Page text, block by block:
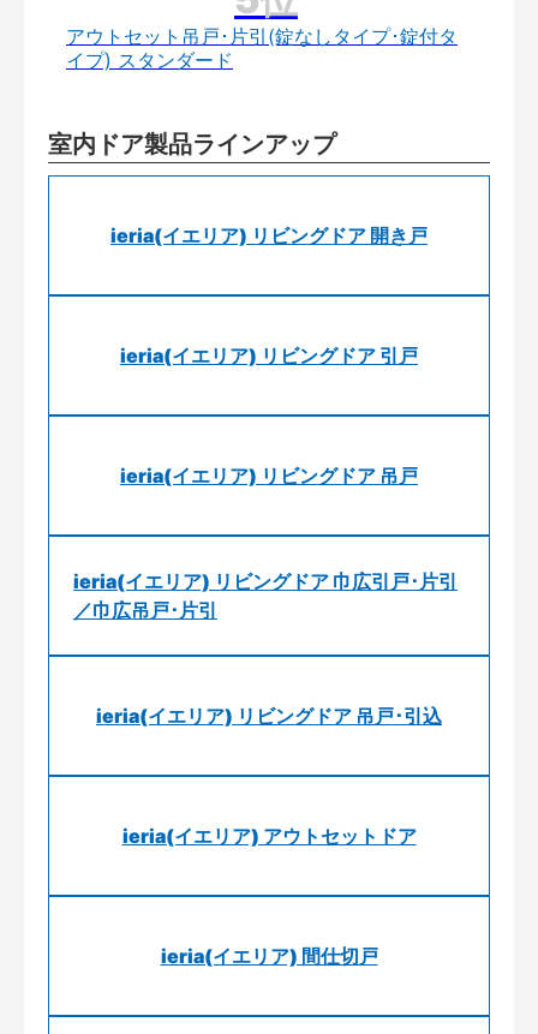
アウトセット吊戸･片引(錠なしタイプ･錠付タ
イプ) スタンダード
室内ドア製品ラインアップ
ieria(イエリア) リビングドア 開き戸
ieria(イエリア) リビングドア 引戸
ieria(イエリア) リビングドア 吊戸
ieria(イエリア) リビングドア 巾広引戸･片引
／巾広吊戸･片引
ieria(イエリア) リビングドア 吊戸･引込
ieria(イエリア) アウトセットドア
ieria(イエリア) 間仕切戸